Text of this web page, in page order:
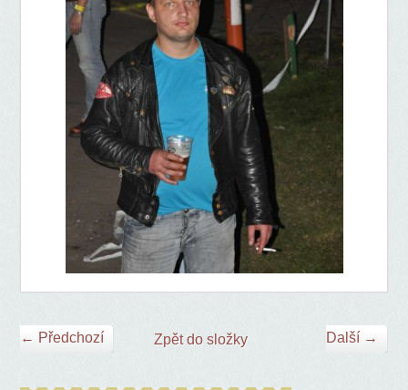
← Předchozí Další →
Zpět do složky